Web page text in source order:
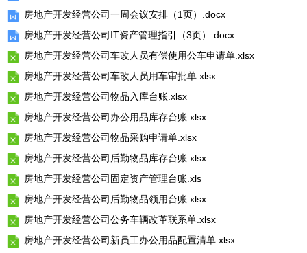
房地产开发经营公司一周会议安排（1页）.docx
房地产开发经营公司IT资产管理指引（3页）.docx
房地产开发经营公司车改人员有偿使用公车申请单.xlsx
房地产开发经营公司车改人员用车审批单.xlsx
房地产开发经营公司物品入库台账.xlsx
房地产开发经营公司办公用品库存台账.xlsx
房地产开发经营公司物品采购申请单.xlsx
房地产开发经营公司后勤物品库存台账.xlsx
房地产开发经营公司固定资产管理台账.xls
房地产开发经营公司后勤物品领用台账.xlsx
房地产开发经营公司公务车辆改革联系单.xlsx
房地产开发经营公司新员工办公用品配置清单.xlsx